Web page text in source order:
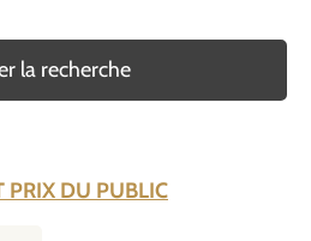
la recherche
PRIX DU PUBLIC